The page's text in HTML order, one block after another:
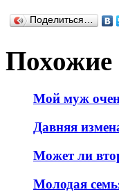
Поделиться…
Похожие
Мой муж
Давняя
Может ли
Молодая